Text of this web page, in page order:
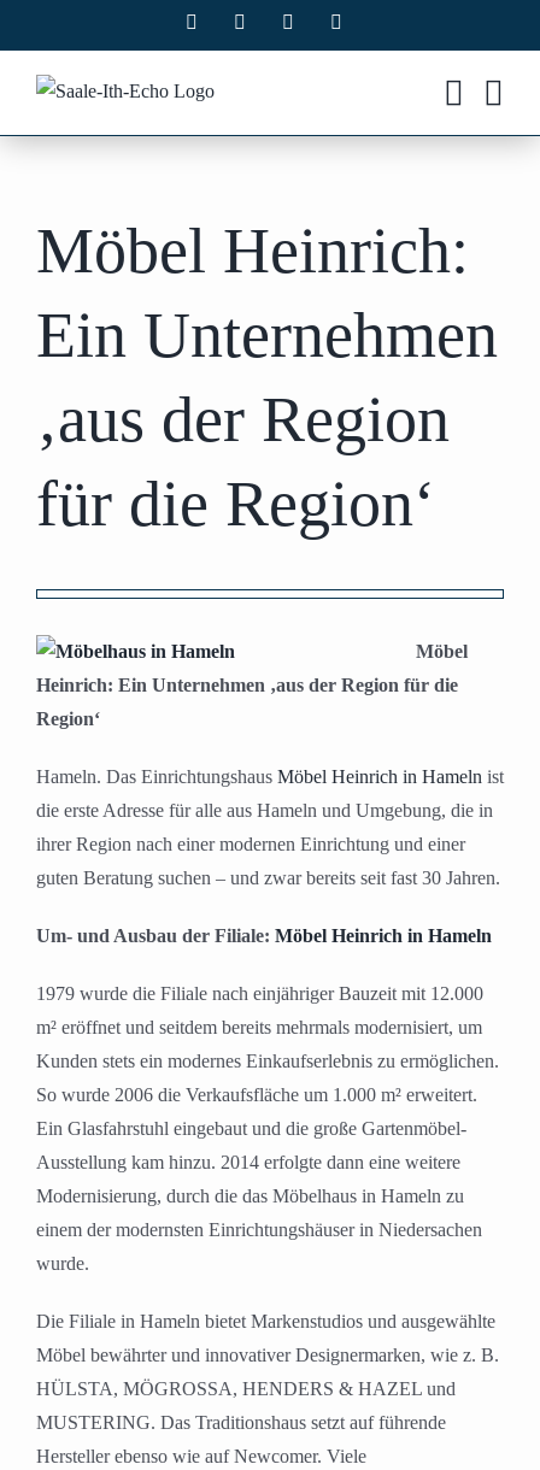
Inhalt
springen
Facebook Instagram
Möbel Heinrich:
Ein Unternehmen
‚aus der Region
für die Region‘
grösseres
Bild
Möbel
Heinrich: Ein Unternehmen ‚aus der Region für die
Region‘
Hameln. Das Einrichtungshaus Möbel Heinrich in Hameln ist
die erste Adresse für alle aus Hameln und Umgebung, die in
ihrer Region nach einer modernen Einrichtung und einer
guten Beratung suchen – und zwar bereits seit fast 30 Jahren.
Um- und Ausbau der Filiale: Möbel Heinrich in Hameln
1979 wurde die Filiale nach einjähriger Bauzeit mit 12.000
m² eröffnet und seitdem bereits mehrmals modernisiert, um
Kunden stets ein modernes Einkaufserlebnis zu ermöglichen.
So wurde 2006 die Verkaufsfläche um 1.000 m² erweitert.
Ein Glasfahrstuhl eingebaut und die große Gartenmöbel-
Ausstellung kam hinzu. 2014 erfolgte dann eine weitere
Modernisierung, durch die das Möbelhaus in Hameln zu
einem der modernsten Einrichtungshäuser in Niedersachen
wurde.
Die Filiale in Hameln bietet Markenstudios und ausgewählte
Möbel bewährter und innovativer Designermarken, wie z. B.
HÜLSTA, MÖGROSSA, HENDERS & HAZEL und
MUSTERING. Das Traditionshaus setzt auf führende
Hersteller ebenso wie auf Newcomer. Viele